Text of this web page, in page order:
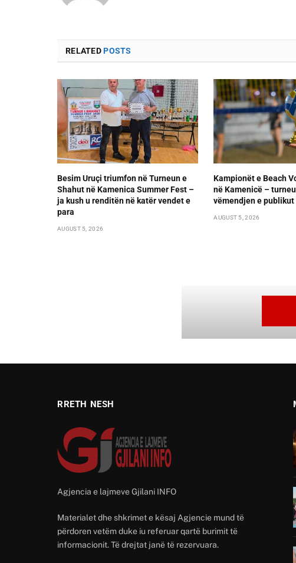
RELATEDPOSTS
Besim Uruçi triumfon në Turneun e
Shahut në Kamenica Summer Fest –
ja kush u renditën në katër vendet e
para
AUGUST 5, 2026
Kampionët e Beach
në Kamenicë –
vëmendjen e publikut
AUGUST 5, 2026
RRETH NESH
Agjencia e lajmeve Gjilani INFO
Materialet dhe shkrimet e kësaj Agjencie mund të
përdoren vetëm duke iu referuar qartë burimit të
informacionit. Të drejtat janë të rezervuara.